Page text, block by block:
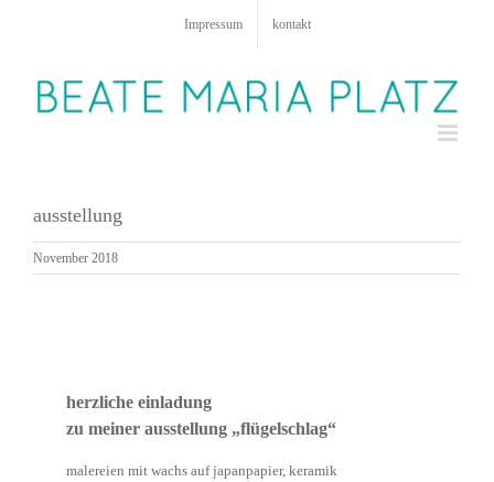
Impressum kontakt
ausstellung
November 2018
herzliche einladung
zu meiner ausstellung „flügelschlag“
malereien mit wachs auf japanpapier, keramik